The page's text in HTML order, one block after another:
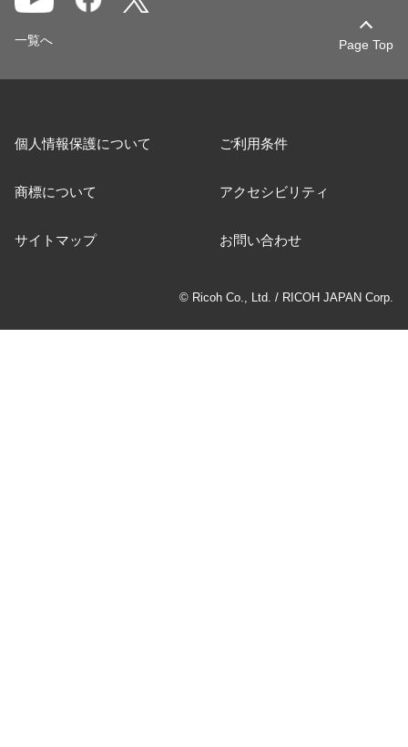
Page Top
一覧へ
個人情報保護について ご利用条件
商標について アクセシビリティ
サイトマップ お問い合わせ
© Ricoh Co., Ltd. / RICOH JAPAN Corp.